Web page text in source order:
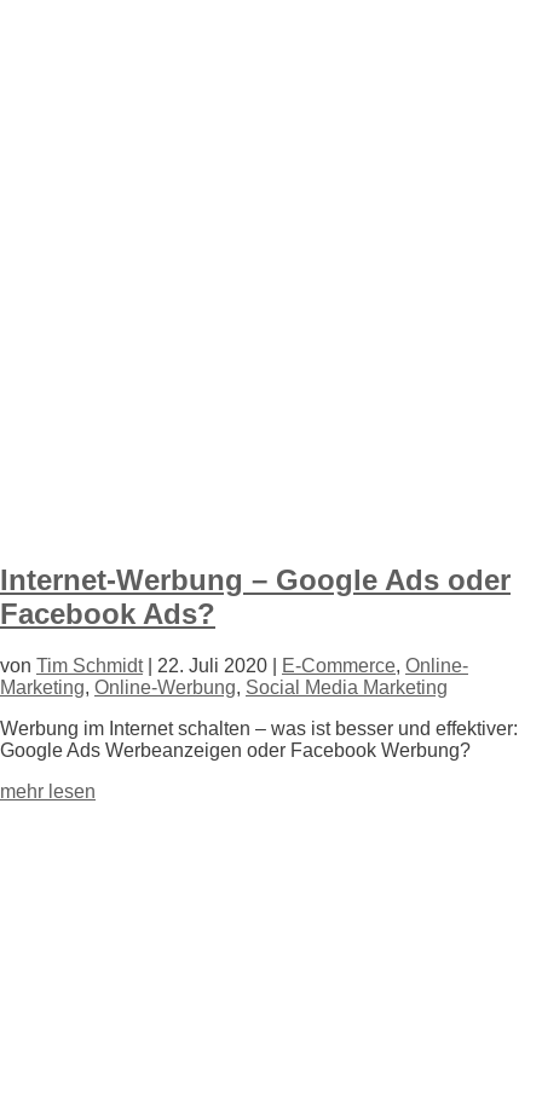
Internet-Werbung – Google Ads oder
Facebook Ads?
von Tim Schmidt| 22. Juli 2020 E-Commerce, Online-
Marketing, Online-Werbung, Social Media Marketing
Werbung im Internet schalten – was ist besser und effektiver:
Google Ads Werbeanzeigen oder Facebook Werbung?
mehr lesen